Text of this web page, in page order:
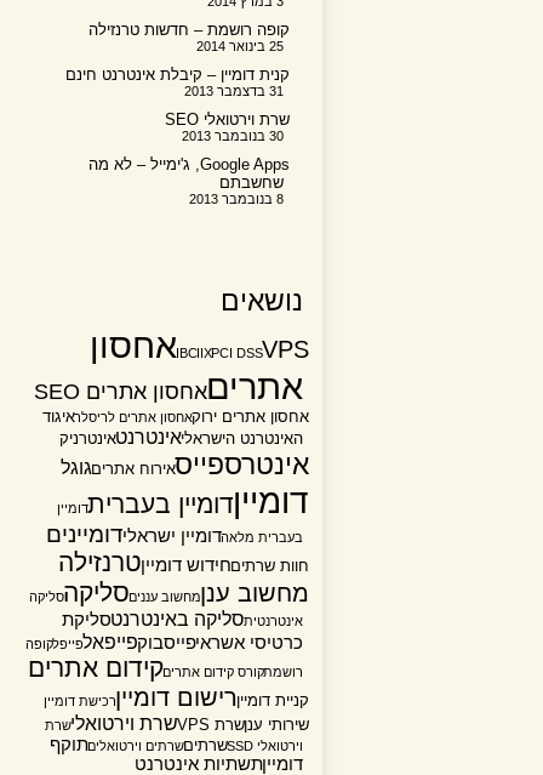
קופה רושמת – חדשות טרנזילה
קנית דומיין – קיבלת אינטרנט חינם
שרת וירטואלי SEO
Google Apps, ג'ימייל – לא מה
שחשבתם
נושאים
IBCIIXPCI DSSVPS
אחסון
אתריםאחסון אתרים SEO
אחסון אתרים ירוק אחסון אתרים לריסלראיגוד
האינטרנט הישראליאינטרנטאינטרניק
אינטרספייס אירוח אתריםגוגל
דומייןדומיין בעבריתדומיין
בעברית מלאהדומיין ישראלידומיינים
חוות שרתיםחידוש דומייןטרנזילה
מחשוב ענןמחשוב ענניםסליקהסליקה
אינטרנטיתסליקה באינטרנטסליקת
כרטיסי אשראיפייסבוקפייפאלפייפלקופה
רושמתקורס קידום אתריםקידום אתרים
קניית דומייןרישום דומייןרכישת דומיין
שירותי ענןשרת VPS שרת וירטואלישרת
וירטואלי SSD
שרתיםשרתים וירטואליםתוקף
דומייןתשתיות אינטרנט